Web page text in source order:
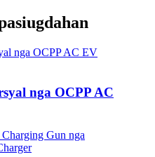
nga OCPP AC